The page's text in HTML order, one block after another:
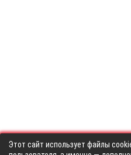
Этот сайт использует файлы